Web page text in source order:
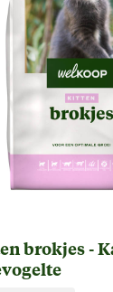
brokjes -